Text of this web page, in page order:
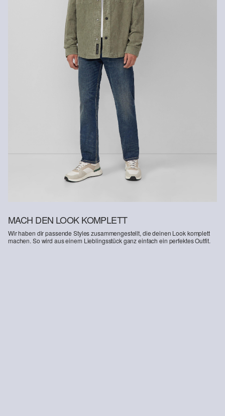
Chemische Reinigung mit Perchlorethylen im
Schonwaschgang
MACH DEN LOOK KOMPLETT
Wir haben dir passende Styles zusammengestellt, die deinen Look komplett
machen. So wird aus einem Lieblingsstück ganz einfach ein perfektes Outfit.